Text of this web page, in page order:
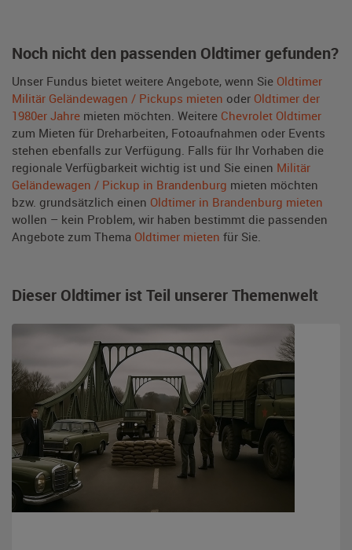
Noch nicht den passenden Oldtimer gefunden?
Unser Fundus bietet weitere Angebote, wenn Sie Oldtimer
Militär Geländewagen / Pickups mieten oder Oldtimer der
1980er Jahre mieten möchten. Weitere Chevrolet Oldtimer
zum Mieten für Dreharbeiten, Fotoaufnahmen oder Events
stehen ebenfalls zur Verfügung. Falls für Ihr Vorhaben die
regionale Verfügbarkeit wichtig ist und Sie einen Militär
Geländewagen / Pickup in Brandenburg mieten möchten
bzw. grundsätzlich einen Oldtimer in Brandenburg mieten
wollen – kein Problem, wir haben bestimmt die passenden
Angebote zum Thema Oldtimer mieten für Sie.
Dieser Oldtimer ist Teil unserer Themenwelt